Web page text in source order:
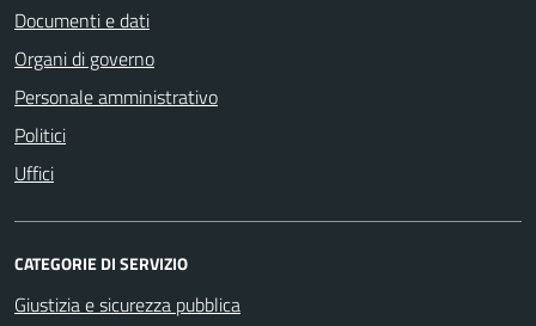
Documenti e dati
Organi di governo
Personale amministrativo
Politici
Uffici
CATEGORIE DI SERVIZIO
Giustizia e sicurezza pubblica